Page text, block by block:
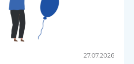
27.07.2026